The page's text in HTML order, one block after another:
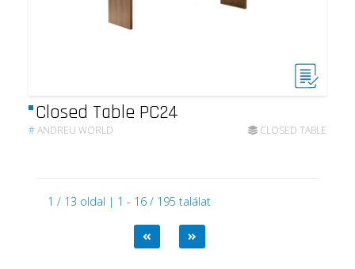
Closed Table PC24
#ANDREU WORLD CLOSED TABLE
1 / 13 oldal | 1 - 16 / 195 találat